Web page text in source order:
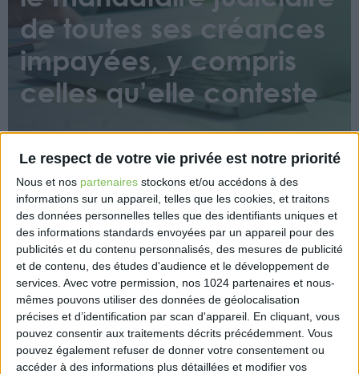
Le respect de votre vie privée est notre priorité
Nous et nos partenaires stockons et/ou accédons à des
informations sur un appareil, telles que les cookies, et traitons
des données personnelles telles que des identifiants uniques et
des informations standards envoyées par un appareil pour des
publicités et du contenu personnalisés, des mesures de publicité
et de contenu, des études d'audience et le développement de
services. Avec votre permission, nos 1024 partenaires et nous-
mêmes pouvons utiliser des données de géolocalisation
précises et d’identification par scan d'appareil. En cliquant, vous
pouvez consentir aux traitements décrits précédemment. Vous
pouvez également refuser de donner votre consentement ou
accéder à des informations plus détaillées et modifier vos
de toutes ses créances
impayées, y compris
celles qu’elle conteste
Dans l’affaire en question, une société n’avait pas
inscrit un créancier sur la liste remise au mandataire,
arguant qu’elle ne reconnaissait pas la dette et
avait fait appel d’un jugement antérieur.
Le créancier, n’étant pas informé, n’avait pas
déclaré sa créance dans les délais et a demandé
un relevé de forclusion pour la déclarer hors délai.